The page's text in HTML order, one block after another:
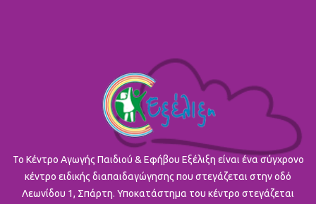
To Κέντρο Αγωγής Παιδιού & Εφήβου Εξέλιξη είναι ένα σύγχρονο
κέντρο ειδικής διαπαιδαγώγησης που στεγάζεται στην οδό
Λεωνίδου 1, Σπάρτη. Υποκατάστημα του κέντρο στεγάζεται